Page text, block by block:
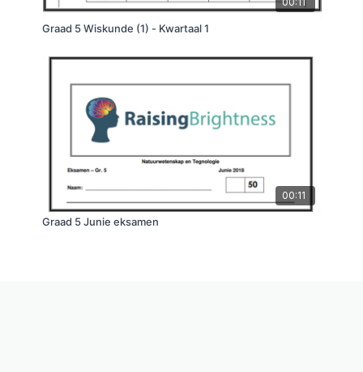
Graad 5 Wiskunde (1) - Kwartaal 1
00:11
Graad 5 Junie eksamen